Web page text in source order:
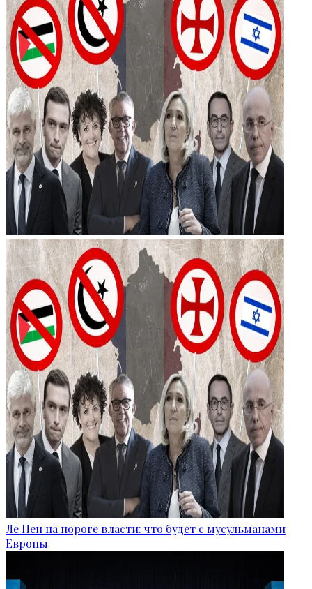
Ле Пен на пороге власти: что будет с мусульманами
Европы